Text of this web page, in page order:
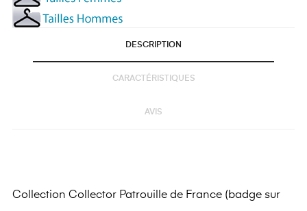
DESCRIPTION
CARACTÉRISTIQUES
AVIS
Collection Collector Patrouille de France (badge sur